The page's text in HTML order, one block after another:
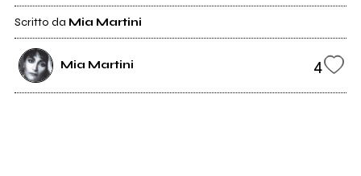
Scritto da Mia Martini
Mia Martini 4